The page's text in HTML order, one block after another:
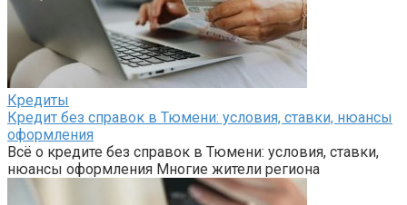
Кредиты
Кредит без справок в Тюмени: условия, ставки, нюансы
оформления
Всё о кредите без справок в Тюмени: условия, ставки,
нюансы оформления Многие жители региона